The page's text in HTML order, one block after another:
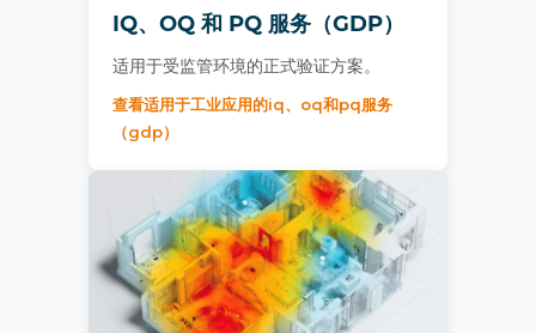
IQ、OQ 和 PQ 服务（GDP）
适用于受监管环境的正式验证方案。
查看适用于工业应用的iq、oq和pq服务
（gdp）